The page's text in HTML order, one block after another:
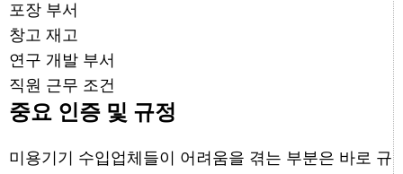
포장 부서
창고 재고
연구 개발 부서
직원 근무 조건
중요 인증 및 규정
미용기기 수입업체들이 어려움을 겪는 부분은 바로 규